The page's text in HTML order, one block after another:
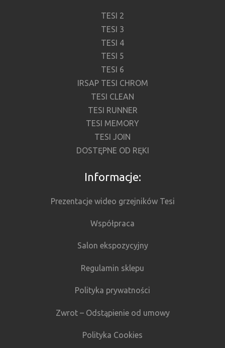
TESI 2
TESI 3
TESI 4
TESI 5
TESI 6
IRSAP TESI CHROM
TESI CLEAN
TESI RUNNER
TESI MEMORY
TESI JOIN
DOSTĘPNE OD RĘKI
Informacje:
Prezentacje wideo grzejników Tesi
Współpraca
Salon ekspozycyjny
Regulamin sklepu
Polityka prywatności
Zwrot – Odstąpienie od umowy
Polityka Cookies